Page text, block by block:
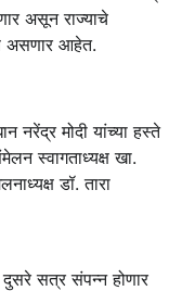
असून राज्याचे
असणार आहेत.
नरेंद्र मोदी यांच्या हस्ते
स्वागताध्यक्ष खा.
डॉ. तारा
सत्र संपन्न होणार